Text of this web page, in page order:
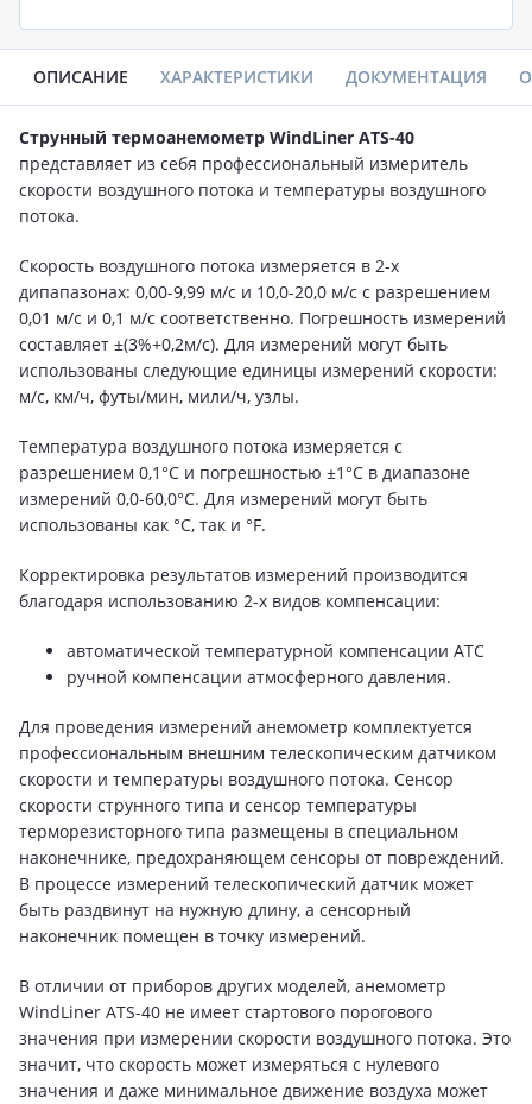
ОПИСАНИЕ ХАРАКТЕРИСТИКИ ДОКУМЕНТАЦИЯ
Струнный термоанемометр WindLiner ATS-40
представляет из себя профессиональный измеритель
скорости воздушного потока и температуры воздушного
потока.
Скорость воздушного потока измеряется в 2-х
дипапазонах: 0,00-9,99 м/с и 10,0-20,0 м/с с разрешением
0,01 м/с и 0,1 м/с соответственно. Погрешность измерений
составляет ±(3%+0,2м/с). Для измерений могут быть
использованы следующие единицы измерений скорости:
м/с, км/ч, футы/мин, мили/ч, узлы.
Температура воздушного потока измеряется с
разрешением 0,1°C и погрешностью ±1°C в диапазоне
измерений 0,0-60,0°C. Для измерений могут быть
использованы как °C, так и °F.
Корректировка результатов измерений производится
благодаря использованию 2-х видов компенсации:
автоматической температурной компенсации ATC
ручной компенсации атмосферного давления.
Для проведения измерений анемометр комплектуется
профессиональным внешним телескопическим датчиком
скорости и температуры воздушного потока. Сенсор
скорости струнного типа и сенсор температуры
терморезисторного типа размещены в специальном
наконечнике, предохраняющем сенсоры от повреждений.
В процессе измерений телескопический датчик может
быть раздвинут на нужную длину, а сенсорный
наконечник помещен в точку измерений.
В отличии от приборов других моделей, анемометр
WindLiner ATS-40 не имеет стартового порогового
значения при измерении скорости воздушного потока. Это
значит, что скорость может измеряться с нулевого
значения и даже минимальное движение воздуха может